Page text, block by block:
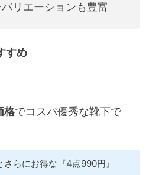
リエーションも豊富
すめ
格でコスパ優秀な靴下で
さらにお得な『4点990円』